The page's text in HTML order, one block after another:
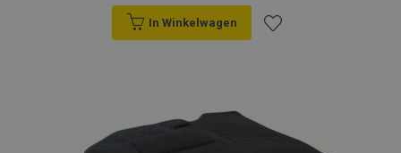
In Winkelwagen
aan